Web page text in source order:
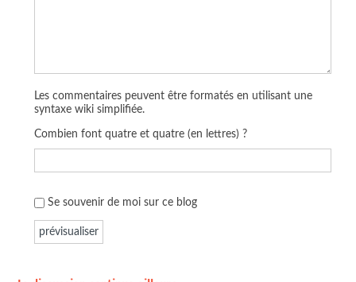
Les commentaires peuvent être formatés en utilisant une
syntaxe wiki simplifiée.
Combien font quatre et quatre (en lettres) ?
Se souvenir de moi sur ce blog